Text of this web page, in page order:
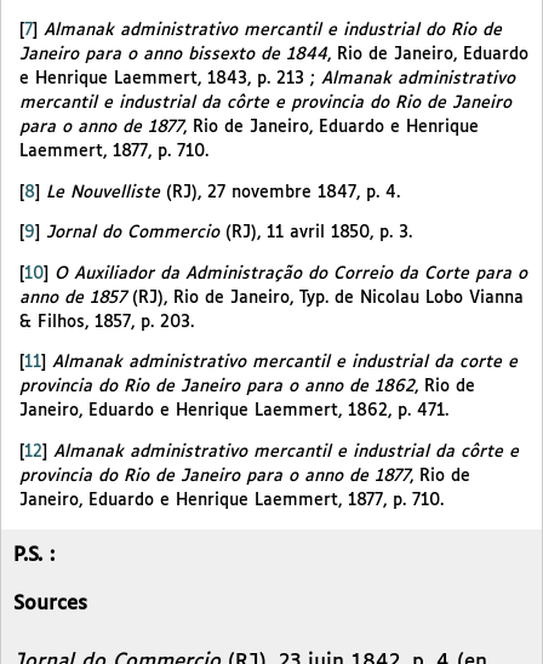
7
Almanak administrativo mercantil e industrial do Rio de
Janeiro para o anno bissexto de 1844, Rio de Janeiro, Eduardo
e Henrique Laemmert, 1843, p. 213 ; Almanak administrativo
mercantil e industrial da côrte e provincia do Rio de Janeiro
para o anno de 1877, Rio de Janeiro, Eduardo e Henrique
Laemmert, 1877, p. 710.
[8] Le Nouvelliste(RJ), 27 novembre 1847, p. 4.
9 Jornal do Commercio(RJ), 11 avril 1850, p. 3.
[10] O Auxiliador da Administração do Correio da Corte para o
anno de 1857(RJ), Rio de Janeiro, Typ. de Nicolau Lobo Vianna
& Filhos, 1857, p. 203.
11
Almanak administrativo mercantil e industrial da corte e
provincia do Rio de Janeiro para o anno de 1862, Rio de
Janeiro, Eduardo e Henrique Laemmert, 1862, p. 471.
12
Almanak administrativo mercantil e industrial da côrte e
provincia do Rio de Janeiro para o anno de 1877, Rio de
Janeiro, Eduardo e Henrique Laemmert, 1877, p. 710.
P.S. :
Sources